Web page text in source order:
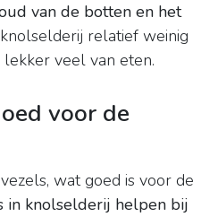
van de botten en het
relatief weinig
veel van eten.
voor de
wat goed is voor de
in knolselderij helpen bij